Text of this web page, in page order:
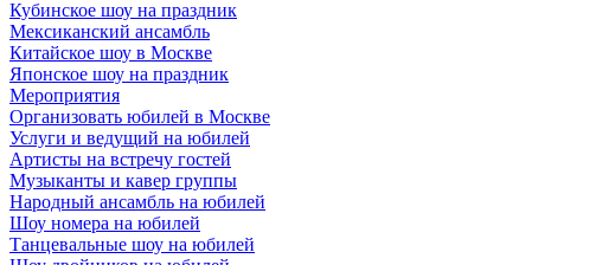
Кубинское шоу на праздник
Мексиканский ансамбль
Китайское шоу в Москве
Японское шоу на праздник
Мероприятия
Организовать юбилей в Москве
Услуги и ведущий на юбилей
Артисты на встречу гостей
Музыканты и кавер группы
Народный ансамбль на юбилей
Шоу номера на юбилей
Танцевальные шоу на юбилей